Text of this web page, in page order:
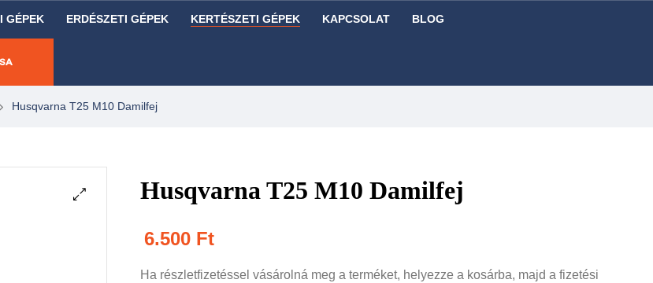
GÉPEK ERDÉSZETI GÉPEK KERTÉSZETI GÉPEK KAPCSOLAT BLOG
Husqvarna T25 M10 Damilfej
Husqvarna T25 M10 Damilfej
6.500 Ft
Ha részletfizetéssel vásárolná meg a terméket, helyezze a kosárba, majd a fizetési